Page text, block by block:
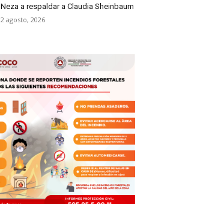
Neza a respaldar a Claudia Sheinbaum
2 agosto, 2026